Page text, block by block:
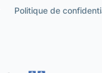
Politique de